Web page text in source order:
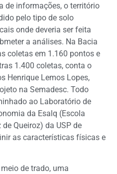
de informações, o território
pelo tipo de solo
onde deveria ser feita
a análises. Na Bacia
coletas em 1.160 pontos e
1.400 coletas, conta o
Henrique Lemos Lopes,
na Semadesc. Todo
ao Laboratório de
da Esalq (Escola
Queiroz) da USP de
as características físicas e
de trado, uma